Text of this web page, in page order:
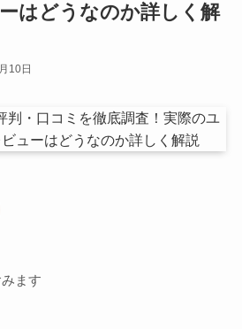
はどうなのか詳しく解
10日
ます